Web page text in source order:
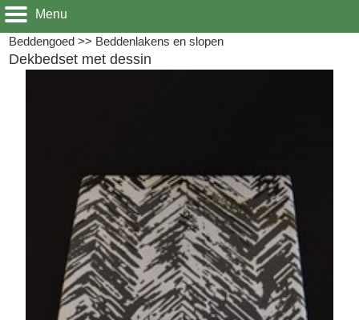
Menu
Beddengoed >> Beddenlakens en slopen
Dekbedset met dessin